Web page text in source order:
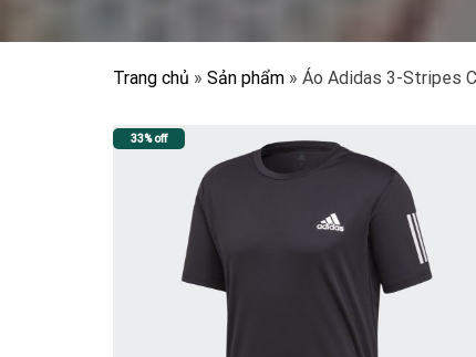
Trang chủ » Sản phẩm » Áo Adidas 3-Stripes
33% off